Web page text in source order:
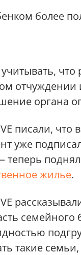
более
органа
писали, что
уже
теперь
жилье.
такие